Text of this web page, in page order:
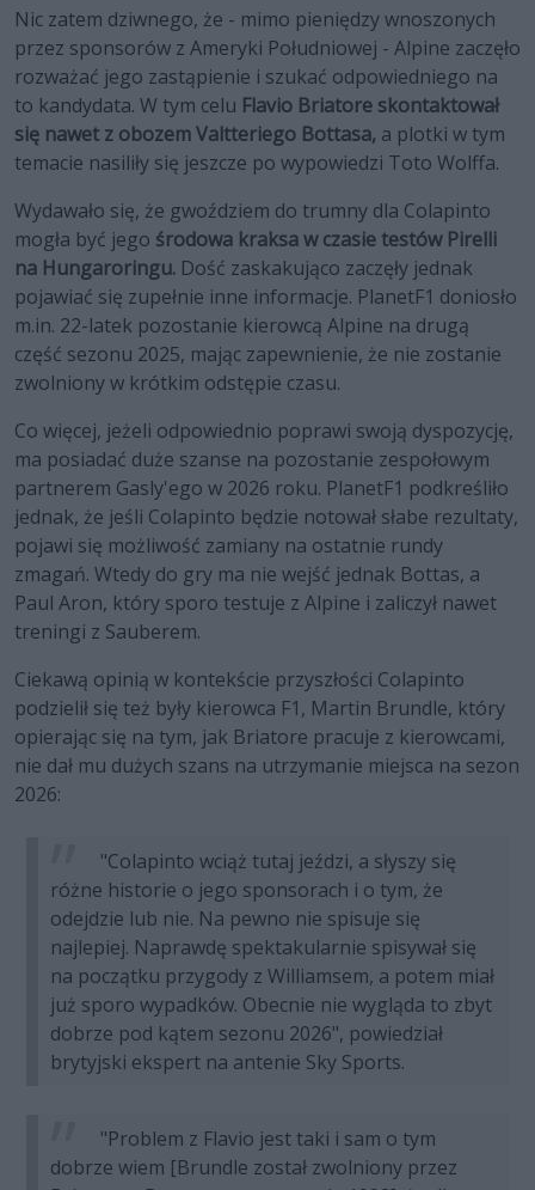
Nic zatem dziwnego, że - mimo pieniędzy wnoszonych
przez sponsorów z Ameryki Południowej - Alpine zaczęło
rozważać jego zastąpienie i szukać odpowiedniego na
to kandydata. W tym celu Flavio Briatore skontaktował
się nawet z obozem Valtteriego Bottasa, a plotki w tym
temacie nasiliły się jeszcze po wypowiedzi Toto Wolffa.
Wydawało się, że gwoździem do trumny dla Colapinto
mogła być jego środowa kraksa w czasie testów Pirelli
na Hungaroringu. Dość zaskakująco zaczęły jednak
pojawiać się zupełnie inne informacje. PlanetF1 doniosło
m.in. 22-latek pozostanie kierowcą Alpine na drugą
część sezonu 2025, mając zapewnienie, że nie zostanie
zwolniony w krótkim odstępie czasu.
Co więcej, jeżeli odpowiednio poprawi swoją dyspozycję,
ma posiadać duże szanse na pozostanie zespołowym
partnerem Gasly'ego w 2026 roku. PlanetF1 podkreśliło
jednak, że jeśli Colapinto będzie notował słabe rezultaty,
pojawi się możliwość zamiany na ostatnie rundy
zmagań. Wtedy do gry ma nie wejść jednak Bottas, a
Paul Aron, który sporo testuje z Alpine i zaliczył nawet
treningi z Sauberem.
Ciekawą opinią w kontekście przyszłości Colapinto
podzielił się też były kierowca F1, Martin Brundle, który
opierając się na tym, jak Briatore pracuje z kierowcami,
nie dał mu dużych szans na utrzymanie miejsca na sezon
2026:
"Colapinto wciąż tutaj jeździ, a słyszy się
różne historie o jego sponsorach i o tym, że
odejdzie lub nie. Na pewno nie spisuje się
najlepiej. Naprawdę spektakularnie spisywał się
na początku przygody z Williamsem, a potem miał
już sporo wypadków. Obecnie nie wygląda to zbyt
dobrze pod kątem sezonu 2026", powiedział
brytyjski ekspert na antenie Sky Sports.
"Problem z Flavio jest taki i sam o tym
dobrze wiem [Brundle został zwolniony przez